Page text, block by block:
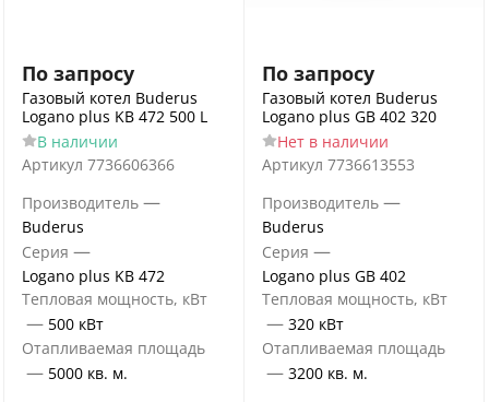
По запросу
Газовый котел Buderus
Logano plus KB 472 500 L
В наличии
Артикул 7736606366
Производитель —
Buderus
Серия —
Logano plus KB 472
Тепловая мощность, кВт
— 500 кВт
Отапливаемая площадь
— 5000 кв. м.
По запросу
Газовый котел Buderus
Logano plus GB 402 320
Нет в наличии
Артикул 7736613553
Производитель —
Buderus
Серия —
Logano plus GB 402
Тепловая мощность, кВт
— 320 кВт
Отапливаемая площадь
— 3200 кв. м.